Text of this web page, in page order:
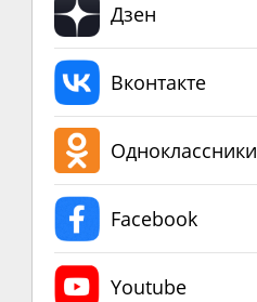
Дзен
Вконтакте
Одноклассники
Facebook
Youtube